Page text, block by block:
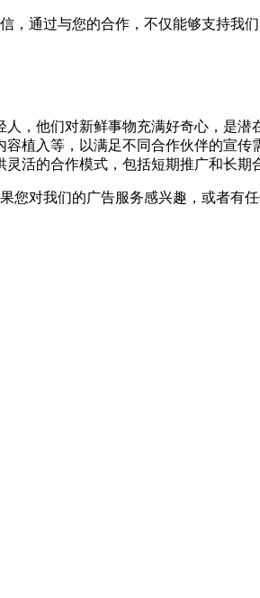
通过与您的合作，不仅能够支持我
，他们对新鲜事物充满好奇心，是潜
植入等，以满足不同合作伙伴的宣传
活的合作模式，包括短期推广和长期
对我们的广告服务感兴趣，或者有